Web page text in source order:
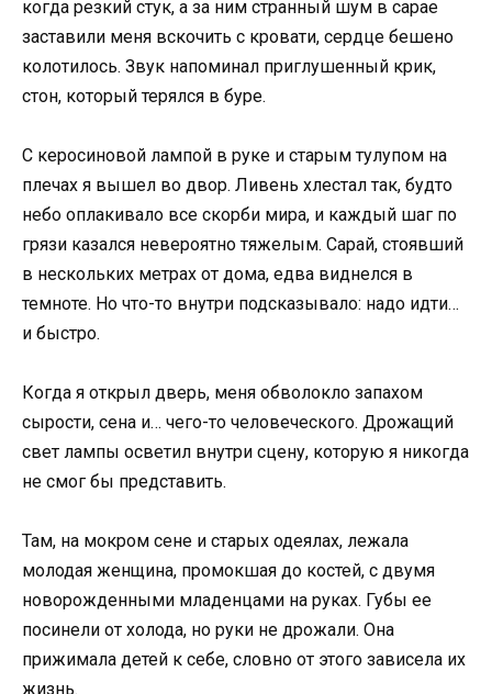
когда резкий стук, а за ним странный шум в сарае
заставили меня вскочить с кровати, сердце бешено
колотилось. Звук напоминал приглушенный крик,
стон, который терялся в буре.
С керосиновой лампой в руке и старым тулупом на
плечах я вышел во двор. Ливень хлестал так, будто
небо оплакивало все скорби мира, и каждый шаг по
грязи казался невероятно тяжелым. Сарай, стоявший
в нескольких метрах от дома, едва виднелся в
темноте. Но что-то внутри подсказывало: надо идти…
и быстро.
Когда я открыл дверь, меня обволокло запахом
сырости, сена и… чего-то человеческого. Дрожащий
свет лампы осветил внутри сцену, которую я никогда
не смог бы представить.
Там, на мокром сене и старых одеялах, лежала
молодая женщина, промокшая до костей, с двумя
новорожденными младенцами на руках. Губы ее
посинели от холода, но руки не дрожали. Она
прижимала детей к себе, словно от этого зависела их
жизнь.